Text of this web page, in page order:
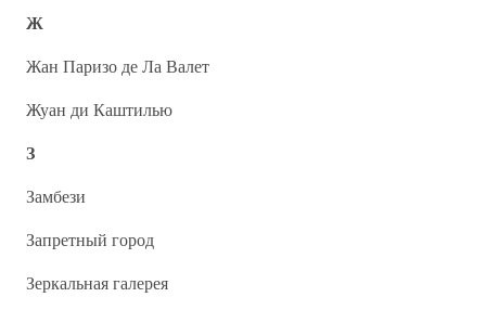
Ж
Жан Паризо де Ла Валет
Жуан ди Каштилью
З
Замбези
Запретный город
Зеркальная галерея